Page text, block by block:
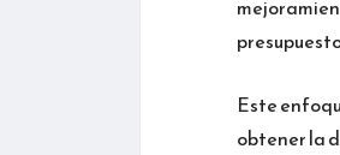
Este
obtener la